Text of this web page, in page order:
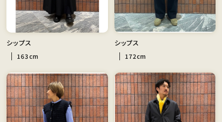
シップス
163cm
シップス
172cm